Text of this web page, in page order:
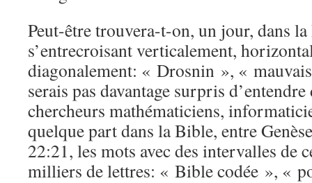
Peut-être trouvera-t-on, un jour, dans
s’entrecroisant verticalement,
diagonalement: « Drosnin », «
serais pas davantage surpris
chercheurs mathématiciens,
quelque part dans la Bible, entre
22:21, les mots avec des intervalles de
milliers de lettres: « Bible codée », «